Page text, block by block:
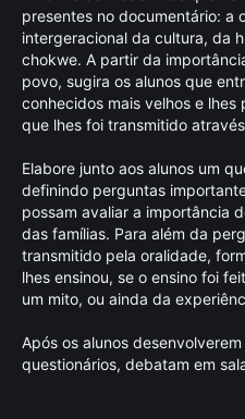
presentes no documentário: a
intergeracional da cultura, da
chokwe. A partir da
povo, sugira os alunos que
conhecidos mais velhos e
que lhes foi transmitido
Elabore junto aos alunos um
definindo perguntas
possam avaliar a importância
das famílias. Para além da
transmitido pela oralidade,
lhes ensinou, se o ensino foi
um mito, ou ainda da
Após os alunos
questionários, debatam em